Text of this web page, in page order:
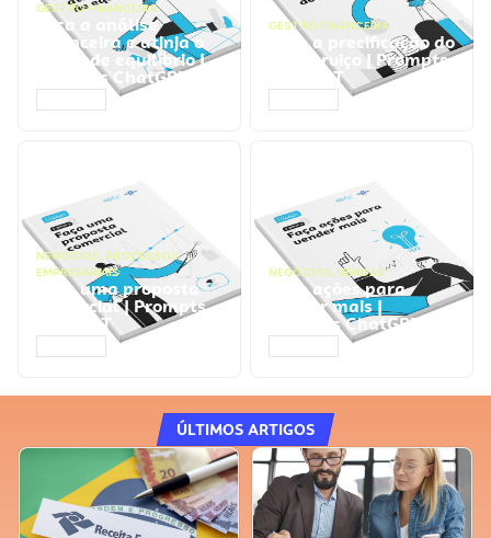
GESTÃO FINANCEIRA
Faça a análise
financeira e atinja o
ponto de equilíbrio |
Prompts ChatGPT
GESTÃO FINANCEIRA
Faça a precificação do
seu serviço | Prompts
ChatGPT
NEGÓCIOS, PROCESSOS
EMPRESARIAIS
Faça uma proposta
comercial | Prompts
ChatGPT
NEGÓCIOS, VENDAS
Faça ações para
vender mais |
Prompts ChatGPT
ÚLTIMOS ARTIGOS